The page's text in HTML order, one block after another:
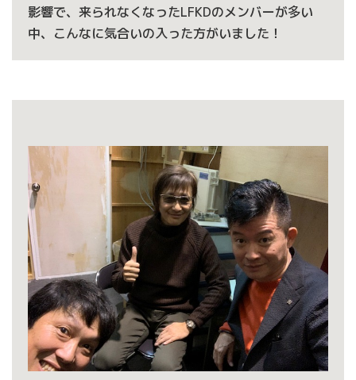
影響で、来られなくなったLFKDのメンバーが多い
中、こんなに気合いの入った方がいました！